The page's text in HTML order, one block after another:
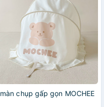
màn chụp gấp gọn MOCHEE